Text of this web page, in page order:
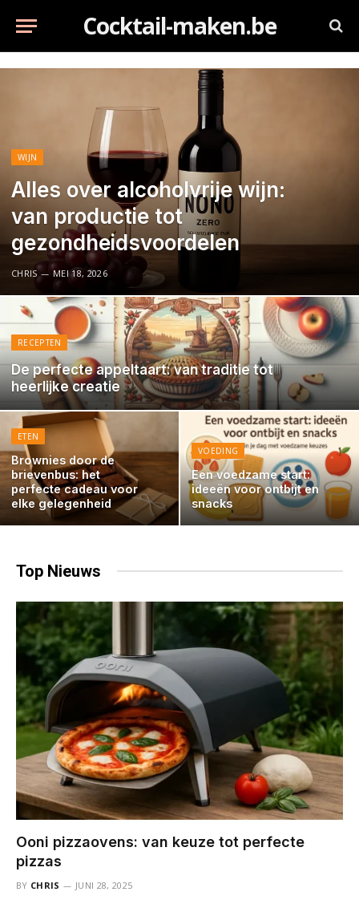
Cocktail-maken.be
WIJN
Alles over alcoholvrije wijn:
van productie tot
gezondheidsvoordelen
CHRIS MEI 18, 2026
RECEPTEN
De perfecte appeltaart: van traditie tot
heerlijke creatie
ETEN
Brownies door de
brievenbus: het
perfecte cadeau voor
elke gelegenheid
VOEDING
Een voedzame start:
ideeën voor ontbijt en
snacks
Top Nieuws
Ooni pizzaovens: van keuze tot perfecte
pizzas
BY CHRIS JUNI 28, 2025